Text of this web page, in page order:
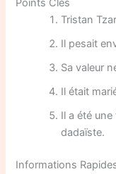
Points Clés
Tristan
Il pesait
Sa valeur
Il était
Il a été
dadaïste.
Informations